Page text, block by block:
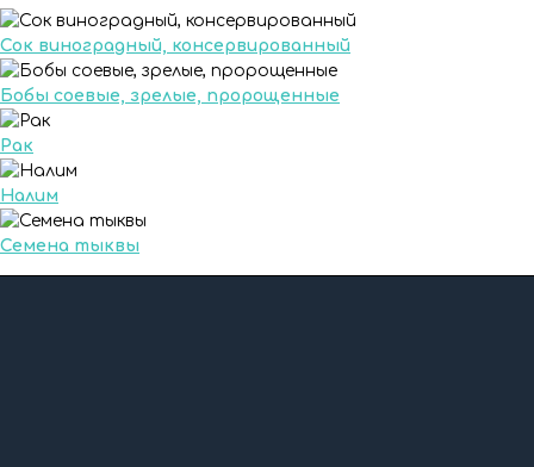
Сок виноградный, консервированный
Бобы соевые, зрелые, пророщенные
Рак
Налим
Семена тыквы